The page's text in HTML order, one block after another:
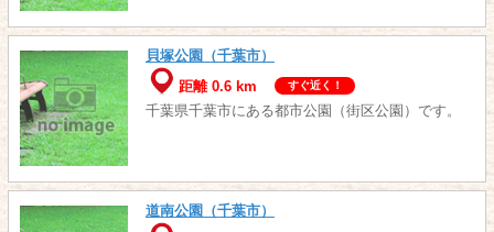
貝塚公園（千葉市）
距離 0.6 km
すぐ近く！
千葉県千葉市にある都市公園（街区公園）です。
道南公園（千葉市）